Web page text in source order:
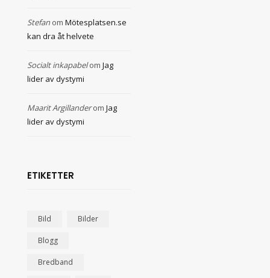
Stefan om Mötesplatsen.se
kan dra åt helvete
Socialt inkapabelom Jag
lider av dystymi
Maarit Argillanderom Jag
lider av dystymi
ETIKETTER
Bild Bilder
Blogg
Bredband